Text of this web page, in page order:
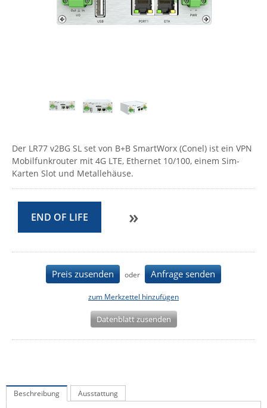
Energiemessung
Energieverteilung
IP, WLAN & GSM Sensorik
IoT - Internet of Things
IT Netzwerktechnik / Kommunikation
Serverräume
RMA / Rücksendung / Support
Comet System
Fokus Technologies
Gefen
Gude
Guntermann & Drunck
High Sec Labs
IEC Lock
Kramer Electronics
LigoWave
Der LR77 v2BG SL set von B+B SmartWorx (Conel) ist ein VPN
Mobilfunkrouter mit 4G LTE, Ethernet 10/100, einem Sim-
Karten Slot und Metallehäuse.
END OF LIFE »
Preis zusenden oder Anfrage senden
zum Merkzettel hinzufügen
Datenblatt zusenden
Beschreibung Ausstattung